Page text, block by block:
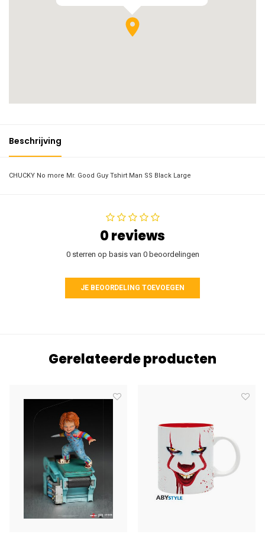
Beschrijving
CHUCKY No more Mr. Good Guy Tshirt Man SS Black Large
0 reviews
0 sterren op basis van 0 beoordelingen
JE BEOORDELING TOEVOEGEN
Gerelateerde producten